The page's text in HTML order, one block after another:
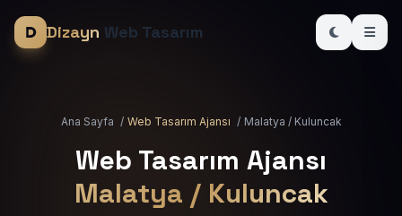
Dizayn Web Tasarım
Ana Sayfa / Web Tasarım Ajansı / Malatya / Kuluncak
Web Tasarım Ajansı
Malatya / Kuluncak